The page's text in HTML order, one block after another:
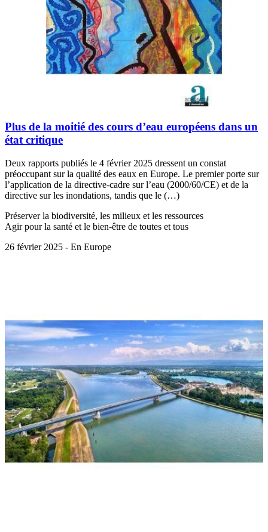
Plus de la moitié des cours d’eau européens dans un
état critique
Deux rapports publiés le 4 février 2025 dressent un constat
préoccupant sur la qualité des eaux en Europe. Le premier porte sur
l’application de la directive-cadre sur l’eau (2000/60/CE) et de la
directive sur les inondations, tandis que le (…)
Préserver la biodiversité, les milieux et les ressources
Agir pour la santé et le bien-être de toutes et tous
26 février 2025 - En Europe